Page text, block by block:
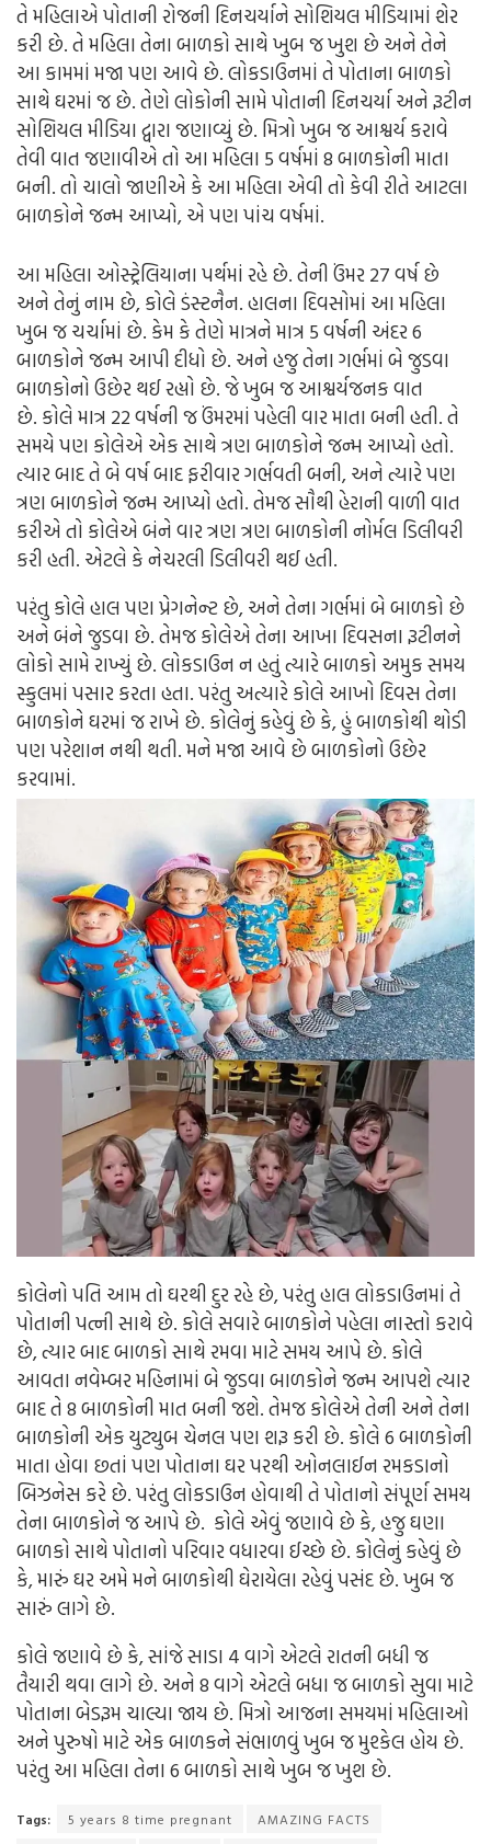
તે મહિલાએ પોતાની રોજની દિનચર્યાને સોશિયલ મીડિયામાં શેર
કરી છે. તે મહિલા તેના બાળકો સાથે ખુબ જ ખુશ છે અને તેને
આ કામમાં મજા પણ આવે છે. લોકડાઉનમાં તે પોતાના બાળકો
સાથે ઘરમાં જ છે. તેણે લોકોની સામે પોતાની દિનચર્યા અને રૂટીન
સોશિયલ મીડિયા દ્વારા જણાવ્યું છે. મિત્રો ખુબ જ આશ્વર્ય કરાવે
તેવી વાત જણાવીએ તો આ મહિલા 5 વર્ષમાં 8 બાળકોની માતા
બની. તો ચાલો જાણીએ કે આ મહિલા એવી તો કેવી રીતે આટલા
બાળકોને જન્મ આપ્યો, એ પણ પાંચ વર્ષમાં.
આ મહિલા ઓસ્ટ્રેલિયાના પર્થમાં રહે છે. તેની ઉંમર 27 વર્ષ છે
અને તેનું નામ છે, કોલે ડંસ્ટનૈન. હાલના દિવસોમાં આ મહિલા
ખુબ જ ચર્ચામાં છે. કેમ કે તેણે માત્રને માત્ર 5 વર્ષની અંદર 6
બાળકોને જન્મ આપી દીધો છે. અને હજુ તેના ગર્ભમાં બે જુડવા
બાળકોનો ઉછેર થઈ રહ્યો છે. જે ખુબ જ આશ્વર્યજનક વાત
છે. કોલે માત્ર 22 વર્ષની જ ઉંમરમાં પહેલી વાર માતા બની હતી. તે
સમયે પણ કોલેએ એક સાથે ત્રણ બાળકોને જન્મ આપ્યો હતો.
ત્યાર બાદ તે બે વર્ષ બાદ ફરીવાર ગર્ભવતી બની, અને ત્યારે પણ
ત્રણ બાળકોને જન્મ આપ્યો હતો. તેમજ સૌથી હેરાની વાળી વાત
કરીએ તો કોલેએ બંને વાર ત્રણ ત્રણ બાળકોની નોર્મલ ડિલીવરી
કરી હતી. એટલે કે નેચરલી ડિલીવરી થઈ હતી.
પરંતુ કોલે હાલ પણ પ્રેગનેન્ટ છે, અને તેના ગર્ભમાં બે બાળકો છે
અને બંને જુડવા છે. તેમજ કોલેએ તેના આખા દિવસના રૂટીનને
લોકો સામે રાખ્યું છે. લોકડાઉન ન હતું ત્યારે બાળકો અમુક સમય
સ્કુલમાં પસાર કરતા હતા. પરંતુ અત્યારે કોલે આખો દિવસ તેના
બાળકોને ઘરમાં જ રાખે છે. કોલેનું કહેવું છે કે, હું બાળકોથી થોડી
પણ પરેશાન નથી થતી. મને મજા આવે છે બાળકોનો ઉછેર
કરવામાં.
કોલેનો પતિ આમ તો ઘરથી દુર રહે છે, પરંતુ હાલ લોકડાઉનમાં તે
પોતાની પત્ની સાથે છે. કોલે સવારે બાળકોને પહેલા નાસ્તો કરાવે
છે, ત્યાર બાદ બાળકો સાથે રમવા માટે સમય આપે છે. કોલે
આવતા નવેમ્બર મહિનામાં બે જુડવા બાળકોને જન્મ આપશે ત્યાર
બાદ તે 8 બાળકોની માત બની જશે. તેમજ કોલેએ તેની અને તેના
બાળકોની એક યુટ્યુબ ચેનલ પણ શરૂ કરી છે. કોલે 6 બાળકોની
માતા હોવા છતાં પણ પોતાના ઘર પરથી ઓનલાઈન રમકડાનો
બિઝનેસ કરે છે. પરંતુ લોકડાઉન હોવાથી તે પોતાનો સંપૂર્ણ સમય
તેના બાળકોને જ આપે છે. કોલે એવું જણાવે છે કે, હજુ ઘણા
બાળકો સાથે પોતાનો પરિવાર વધારવા ઈચ્છે છે. કોલેનું કહેવું છે
કે, મારું ઘર અમે મને બાળકોથી ઘેરાયેલા રહેવું પસંદ છે. ખુબ જ
સારું લાગે છે.
કોલે જણાવે છે કે, સાંજે સાડા 4 વાગે એટલે રાતની બધી જ
તૈયારી થવા લાગે છે. અને 8 વાગે એટલે બધા જ બાળકો સુવા માટે
પોતાના બેડરૂમ ચાલ્યા જાય છે. મિત્રો આજના સમયમાં મહિલાઓ
અને પુરુષો માટે એક બાળકને સંભાળવું ખુબ જ મુશ્કેલ હોય છે.
પરંતુ આ મહિલા તેના 6 બાળકો સાથે ખુબ જ ખુશ છે.
Tags: 5 years 8 time pregnant
AMAZING FACTS